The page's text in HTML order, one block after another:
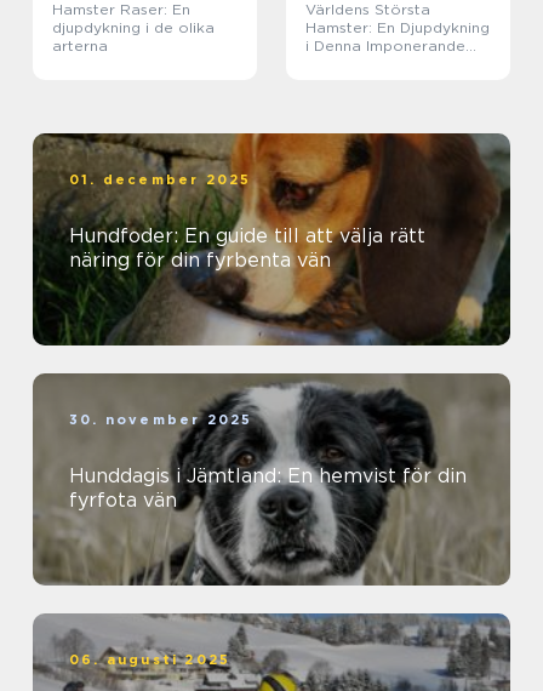
Hamster Raser: En
djupdykning i de olika
arterna
Världens Största
Hamster: En Djupdykning
i Denna Imponerande
01. december 2025
Hundfoder: En guide till att välja rätt
näring för din fyrbenta vän
30. november 2025
Hunddagis i Jämtland: En hemvist för din
fyrfota vän
06. augusti 2025